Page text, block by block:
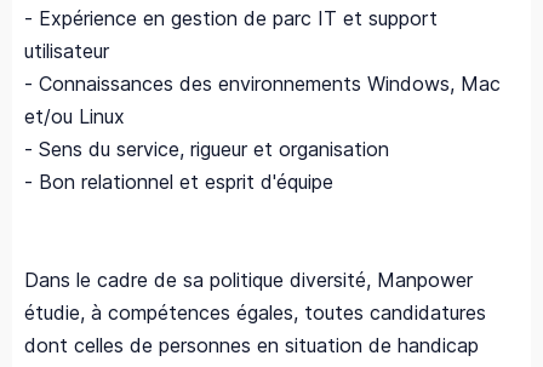
- Expérience en gestion de parc IT et support
utilisateur
- Connaissances des environnements Windows, Mac
et/ou Linux
- Sens du service, rigueur et organisation
- Bon relationnel et esprit d'équipe
Dans le cadre de sa politique diversité, Manpower
étudie, à compétences égales, toutes candidatures
dont celles de personnes en situation de handicap